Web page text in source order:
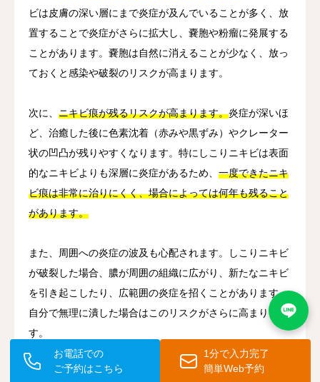
ビは皮膚の深い層にまで炎症が及んでいることが多く、放
置することで炎症がさらに拡大し、嚢胞や粉瘤に発展する
ことがあります。嚢胞は自然に消えることが少なく、放っ
ておくと感染や破裂のリスクが高まります。
次に、 ニキビ痕が残るリスクが高まります。炎症が深いほ
ど、治癒した後に色素沈着（赤みや黒ずみ）やクレーター
状の凹凸が残りやすくなります。特にしこりニキビは表面
的なニキビよりも深層に炎症があるため、 一度できたニキ
ビ痕は非常に治りにくく、場合によっては何年も残ること
があります。
また、周囲への炎症の波及も心配されます。しこりニキビ
が破裂した場合、膿が周囲の組織に広がり、新たなニキビ
を引き起こしたり、広範囲の炎症を招くことがあります。
自分で無理に潰した場合はこのリスクがさらに高まりま
す。
精神的な影響も見過ごせません。顎のしこりニキビが長期
お電話での
ご予約はこちら
1分で入力完了
簡単Web予約